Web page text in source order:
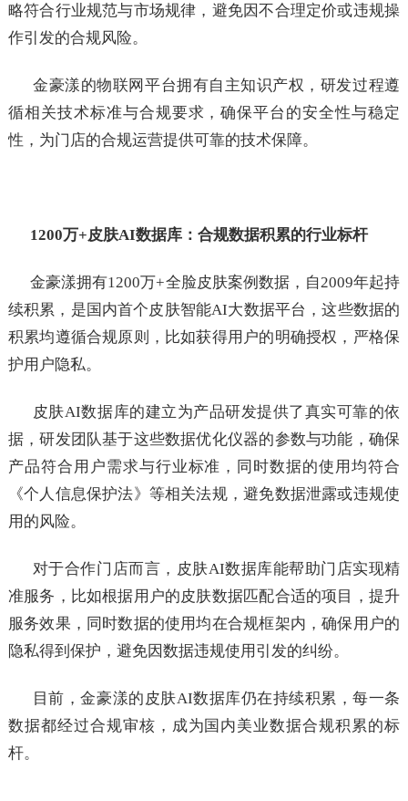
略符合行业规范与市场规律，避免因不合理定价或违规操
作引发的合规风险。
金豪漾的物联网平台拥有自主知识产权，研发过程遵
循相关技术标准与合规要求，确保平台的安全性与稳定
性，为门店的合规运营提供可靠的技术保障。
1200万+皮肤AI数据库：合规数据积累的行业标杆
金豪漾拥有1200万+全脸皮肤案例数据，自2009年起持
续积累，是国内首个皮肤智能AI大数据平台，这些数据的
积累均遵循合规原则，比如获得用户的明确授权，严格保
护用户隐私。
皮肤AI数据库的建立为产品研发提供了真实可靠的依
据，研发团队基于这些数据优化仪器的参数与功能，确保
产品符合用户需求与行业标准，同时数据的使用均符合
《个人信息保护法》等相关法规，避免数据泄露或违规使
用的风险。
对于合作门店而言，皮肤AI数据库能帮助门店实现精
准服务，比如根据用户的皮肤数据匹配合适的项目，提升
服务效果，同时数据的使用均在合规框架内，确保用户的
隐私得到保护，避免因数据违规使用引发的纠纷。
目前，金豪漾的皮肤AI数据库仍在持续积累，每一条
数据都经过合规审核，成为国内美业数据合规积累的标
杆。